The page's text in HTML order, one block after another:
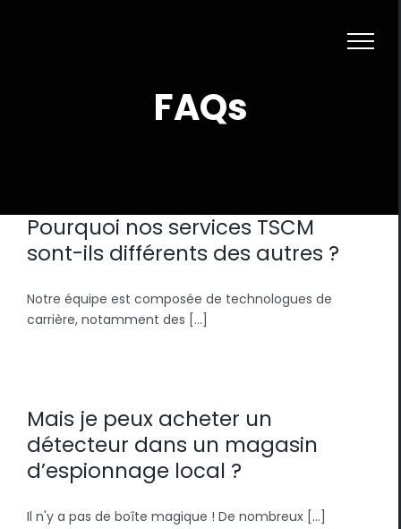
FAQs
Pourquoi nos services TSCM
sont-ils différents des autres ?
Notre équipe est composée de technologues de
carrière, notamment des [...]
Mais je peux acheter un
détecteur dans un magasin
d’espionnage local ?
Il n'y a pas de boîte magique ! De nombreux [...]